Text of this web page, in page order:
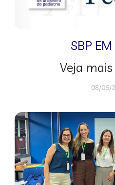
SBP
Veja
08/06/